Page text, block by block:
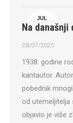
JUL
28
Na današnji
28/07/2025
1938. godine
kantautor.
pobednik
od utemeljitelja
objavio je više